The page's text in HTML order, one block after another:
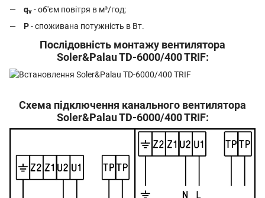
qv - об'єм повітря в м³/год;
P- споживана потужність в Вт.
Послідовність монтажу вентилятора
Soler&Palau TD-6000/400 TRIF:
Схема підключення канального вентилятора
Soler&Palau TD-6000/400 TRIF: